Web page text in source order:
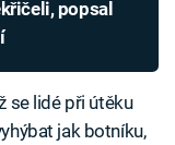
se lidé při útěku
jak botníku,